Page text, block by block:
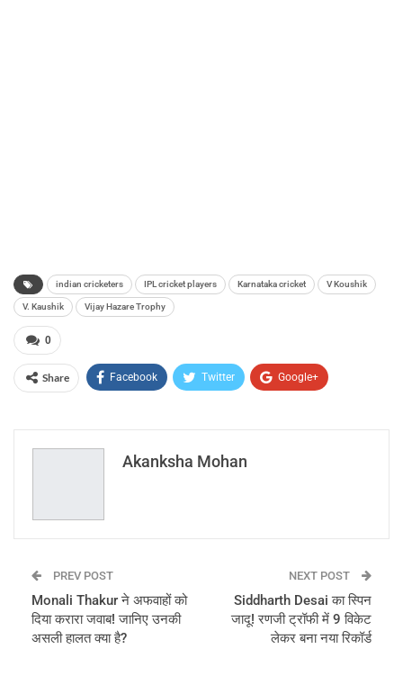
indian cricketers IPL cricket players Karnataka cricket V Koushik
V. Kaushik Vijay Hazare Trophy
0
Share Facebook Twitter Google+
Email
Akanksha Mohan
PREV POST
Monali Thakur ने अफवाहों को
दिया करारा जवाब! जानिए उनकी
असली हालत क्या है?
NEXT POST
Siddharth Desai का स्पिन
जादू! रणजी ट्रॉफी में 9 विकेट
लेकर बना नया रिकॉर्ड